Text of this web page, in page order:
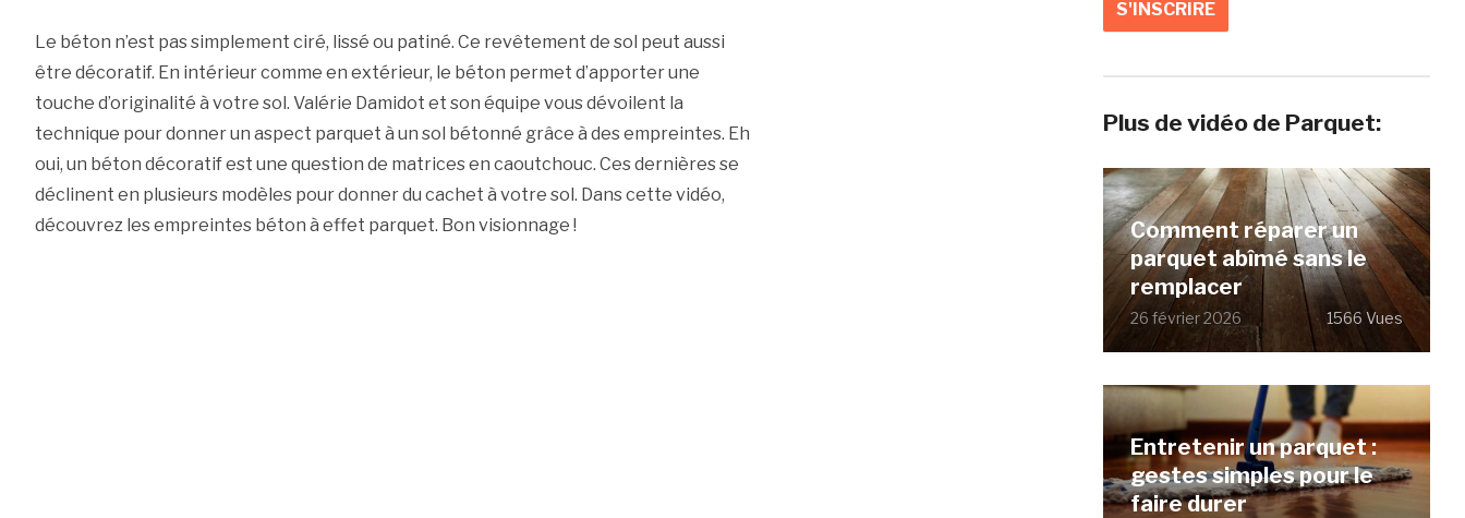
Le béton n’est pas simplement ciré, lissé ou patiné. Ce revêtement de sol peut aussi
être décoratif. En intérieur comme en extérieur, le béton permet d’apporter une
touche d’originalité à votre sol. Valérie Damidot et son équipe vous dévoilent la
technique pour donner un aspect parquet à un sol bétonné grâce à des empreintes. Eh
oui, un béton décoratif est une question de matrices en caoutchouc. Ces dernières se
déclinent en plusieurs modèles pour donner du cachet à votre sol. Dans cette vidéo,
découvrez les empreintes béton à effet parquet. Bon visionnage !
Plus de vidéo de Parquet:
Comment réparer un
parquet abîmé sans le
remplacer
26 février 2026 1566 Vues
Entretenir un parquet :
gestes simples pour le
faire durer